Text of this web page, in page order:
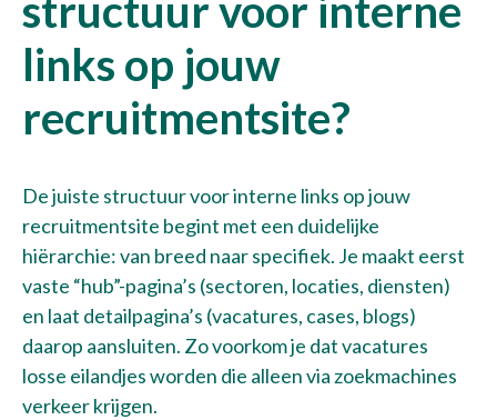
structuur voor interne
links op jouw
recruitmentsite?
De juiste structuur voor interne links op jouw
recruitmentsite begint met een duidelijke
hiërarchie: van breed naar specifiek. Je maakt eerst
vaste “hub”-pagina’s (sectoren, locaties, diensten)
en laat detailpagina’s (vacatures, cases, blogs)
daarop aansluiten. Zo voorkom je dat vacatures
losse eilandjes worden die alleen via zoekmachines
verkeer krijgen.